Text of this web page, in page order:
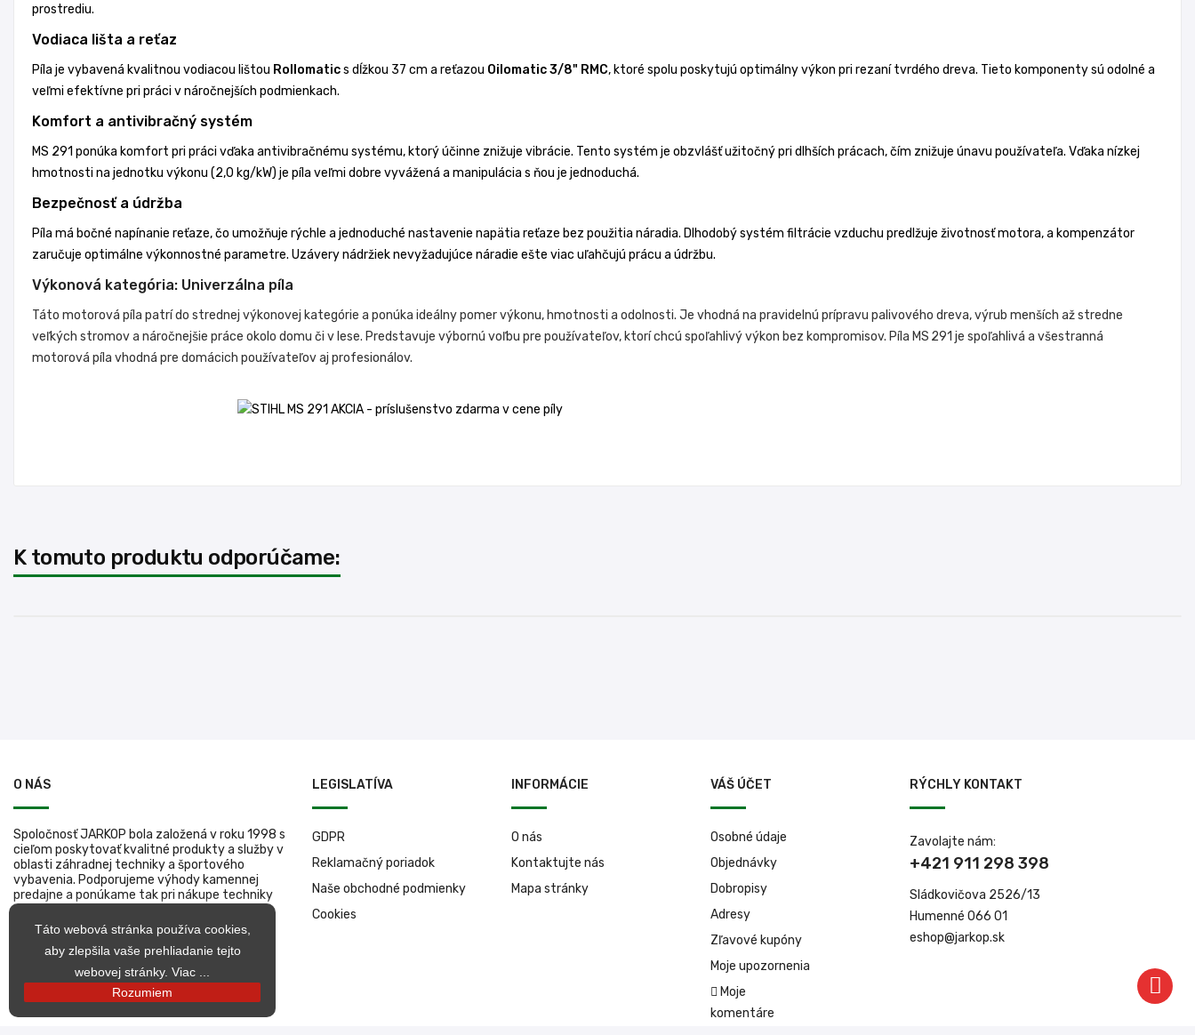
prostrediu.
Vodiaca lišta a reťaz
Píla je vybavená kvalitnou vodiacou lištou Rollomatics dĺžkou 37 cm a reťazou Oilomatic 3/8" RMC, ktoré spolu poskytujú optimálny výkon pri rezaní tvrdého dreva. Tieto komponenty sú odolné a
veľmi efektívne pri práci v náročnejších podmienkach.
Komfort a antivibračný systém
MS 291 ponúka komfort pri práci vďaka antivibračnému systému, ktorý účinne znižuje vibrácie. Tento systém je obzvlášť užitočný pri dlhších prácach, čím znižuje únavu používateľa. Vďaka nízkej
hmotnosti na jednotku výkonu (2,0 kg/kW) je píla veľmi dobre vyvážená a manipulácia s ňou je jednoduchá.
Bezpečnosť a údržba
Píla má bočné napínanie reťaze, čo umožňuje rýchle a jednoduché nastavenie napätia reťaze bez použitia náradia. Dlhodobý systém filtrácie vzduchu predlžuje životnosť motora, a kompenzátor
zaručuje optimálne výkonnostné parametre. Uzávery nádržiek nevyžadujúce náradie ešte viac uľahčujú prácu a údržbu.
Výkonová kategória: Univerzálna píla
Táto motorová píla patrí do strednej výkonovej kategórie a ponúka ideálny pomer výkonu, hmotnosti a odolnosti. Je vhodná na pravidelnú prípravu palivového dreva, výrub menších až stredne
veľkých stromov a náročnejšie práce okolo domu či v lese. Predstavuje výbornú voľbu pre používateľov, ktorí chcú spoľahlivý výkon bez kompromisov. Píla MS 291 je spoľahlivá a všestranná
motorová píla vhodná pre domácich používateľov aj profesionálov.
K tomuto produktu odporúčame:
O NÁS
Spoločnosť JARKOP bola založená v roku 1998 s
cieľom poskytovať kvalitné produkty a služby v
oblasti záhradnej techniky a športového
vybavenia. Podporujeme výhody kamennej
predajne a ponúkame tak pri nákupe techniky
jej okamžité vyskúšanie, tipy na jej efektívne
využívanie či úvodné spustenie.
LEGISLATÍVA
GDPR
Reklamačný poriadok
Naše obchodné podmienky
Cookies
INFORMÁCIE
O nás
Kontaktujte nás
Mapa stránky
VÁŠ ÚČET
Osobné údaje
Objednávky
Dobropisy
Adresy
Zľavové kupóny
Moje upozornenia
Moje
komentáre
RÝCHLY KONTAKT
Zavolajte nám:
+421 911 298 398
Sládkovičova 2526/13
Humenné 066 01
eshop@jarkop.sk
Táto webová stránka používa cookies,
aby zlepšila vaše prehliadanie tejto
webovej stránky. Viac ...
Rozumiem